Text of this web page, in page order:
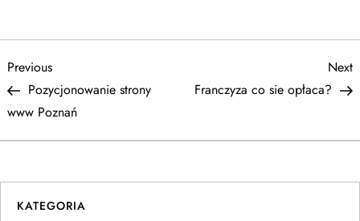
N
a
w
i
Previous
Post
Previous
Pozycjonowanie strony
www Poznań
Next
Franczyza co sie opłaca?
KATEGORIA